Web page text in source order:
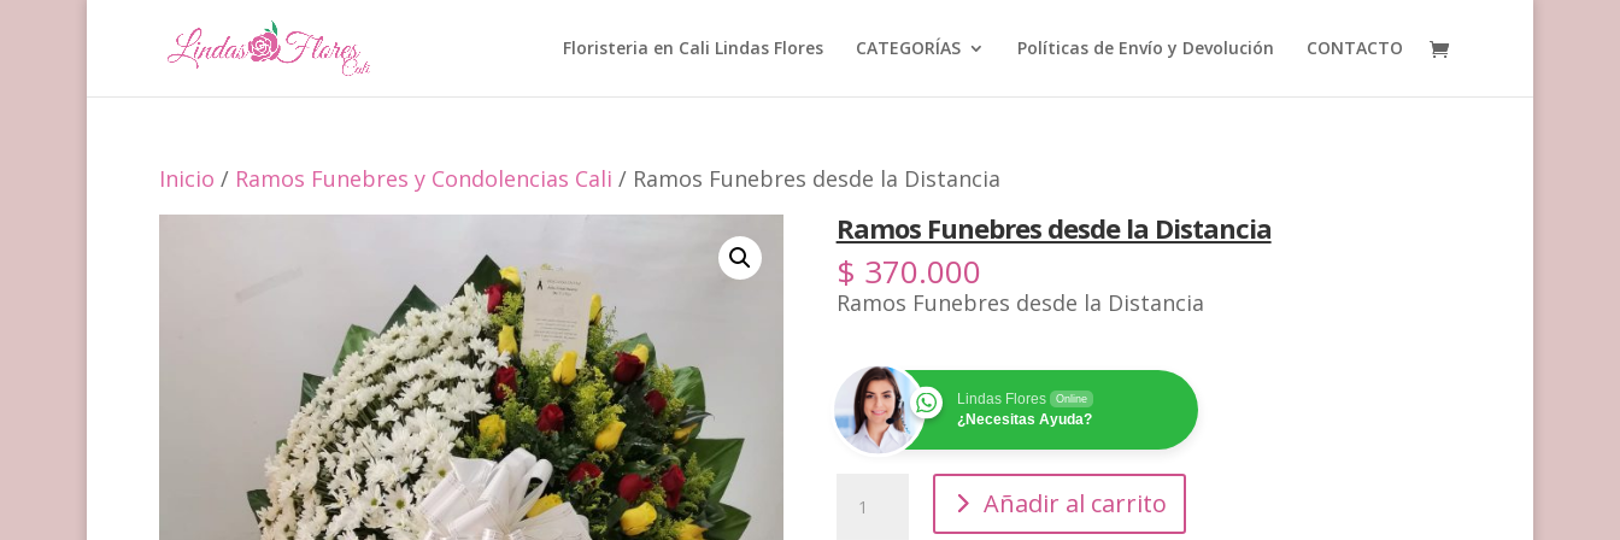
Floristeria en Cali Lindas Flores CATEGORÍAS Políticas de Envío y Devolución CONTACTO
Inicio / Ramos Funebres y Condolencias Cali / Ramos Funebres desde la Distancia
Ramos Funebres desde la Distancia
$ 370.000
Ramos Funebres desde la Distancia
Lindas Flores Online
¿Necesitas Ayuda?
Funebres
Añadir al carrito